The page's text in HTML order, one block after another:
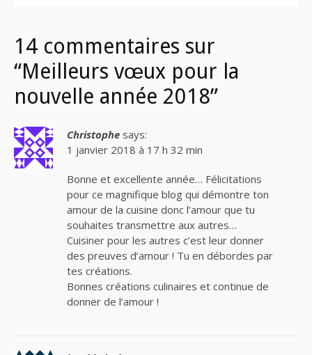
14 commentaires sur
“Meilleurs vœux pour la
nouvelle année 2018”
Christophe says:
1 janvier 2018 à 17 h 32 min
Bonne et excellente année… Félicitations
pour ce magnifique blog qui démontre ton
amour de la cuisine donc l’amour que tu
souhaites transmettre aux autres…
Cuisiner pour les autres c’est leur donner
des preuves d’amour ! Tu en débordes par
tes créations.
Bonnes créations culinaires et continue de
donner de l’amour !